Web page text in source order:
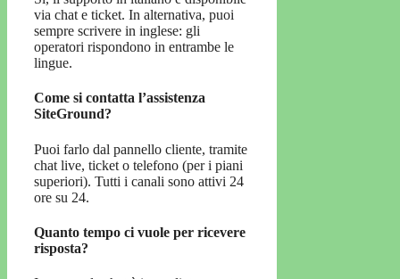
via chat e ticket. In alternativa, puoi
sempre scrivere in inglese: gli
operatori rispondono in entrambe le
lingue.
Come si contatta l’assistenza
SiteGround?
Puoi farlo dal pannello cliente, tramite
chat live, ticket o telefono (per i piani
superiori). Tutti i canali sono attivi 24
ore su 24.
Quanto tempo ci vuole per ricevere
risposta?